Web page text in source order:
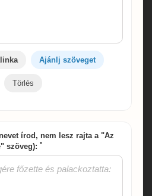
Ajánlj szöveget
Törlés
írod, nem lesz rajta a "Az
szöveg): *